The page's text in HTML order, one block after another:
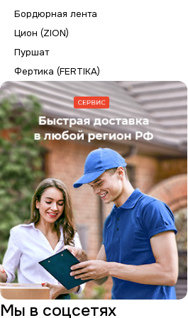
Бордюрная лента
Цион (ZION)
Пуршат
Фертика (FERTIKA)
Мы в соцсетях